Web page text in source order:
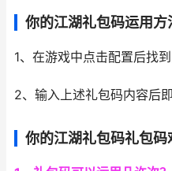
你的江湖礼包码运用方
1、在游戏中点击配置后找
2、输入上述礼包码内容后
你的江湖礼包码礼包码